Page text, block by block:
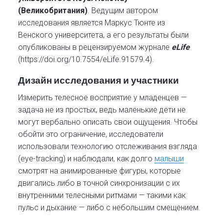
(Великобритания). Ведущим автором
исследования является Маркус Тюнте из
Венского университета, а его результаты были
опубликованы в рецензируемом журнале eLife
(https://doi.org/10.7554/eLife.91579.4).
Дизайн исследования и участники
Измерить телесное восприятие у младенцев —
задача не из простых, ведь маленькие дети не
могут вербально описать свои ощущения. Чтобы
обойти это ограничение, исследователи
использовали технологию отслеживания взгляда
(eye-tracking) и наблюдали, как долго малыши
смотрят на анимированные фигуры, которые
двигались либо в точной синхронизации с их
внутренними телесными ритмами — такими как
пульс и дыхание — либо с небольшим смещением.